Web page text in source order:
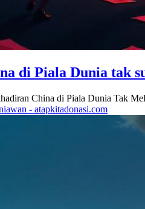
di Piala Dunia tak
China di Piala Dunia Tak
- atapkitadonasi.com